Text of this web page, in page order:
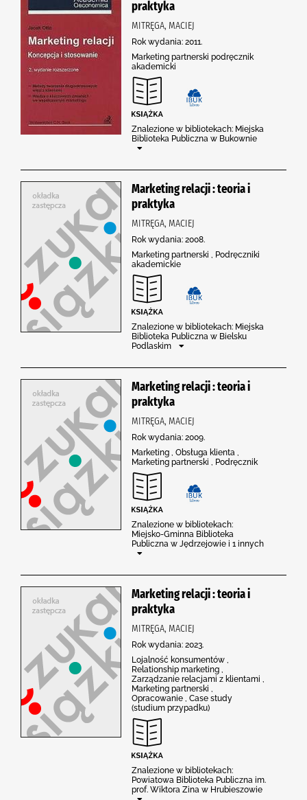
praktyka
MITRĘGA, MACIEJ
Rok wydania: 2011.
Marketing partnerski podręcznik
akademicki
Znalezione w bibliotekach: Miejska
Biblioteka Publiczna w Bukownie
Marketing relacji : teoria i
praktyka
MITRĘGA, MACIEJ
Rok wydania: 2008.
Marketing partnerski , Podręczniki
akademickie
Znalezione w bibliotekach: Miejska
Biblioteka Publiczna w Bielsku
Podlaskim
Marketing relacji : teoria i
praktyka
MITRĘGA, MACIEJ
Rok wydania: 2009.
Marketing , Obsługa klienta ,
Marketing partnerski , Podręcznik
Znalezione w bibliotekach:
Miejsko-Gminna Biblioteka
Publiczna w Jędrzejowie i 1 innych
Marketing relacji : teoria i
praktyka
MITRĘGA, MACIEJ
Rok wydania: 2023.
Lojalność konsumentów ,
Relationship marketing ,
Zarządzanie relacjami z klientami ,
Marketing partnerski ,
Opracowanie , Case study
(studium przypadku)
Znalezione w bibliotekach:
Powiatowa Biblioteka Publiczna im.
prof. Wiktora Zina w Hrubieszowie